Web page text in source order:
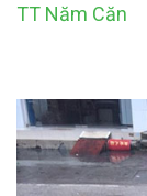
TT Năm Căn